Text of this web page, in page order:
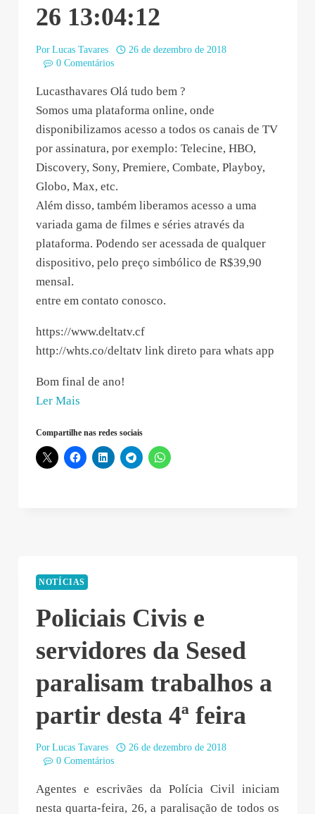
26 13:04:12
Por Lucas Tavares
26 de dezembro de 2018
0 Comentários
Lucasthavares Olá tudo bem ?
Somos uma plataforma online, onde
disponibilizamos acesso a todos os canais de TV
por assinatura, por exemplo: Telecine, HBO,
Discovery, Sony, Premiere, Combate, Playboy,
Globo, Max, etc.
Além disso, também liberamos acesso a uma
variada gama de filmes e séries através da
plataforma. Podendo ser acessada de qualquer
dispositivo, pelo preço simbólico de R$39,90
mensal.
entre em contato conosco.
https://www.deltatv.cf
http://whts.co/deltatv link direto para whats app
Bom final de ano!
Ler Mais
–
2018-
Compartilhe nas redes sociais
NOTÍCIAS
Policiais Civis e
servidores da Sesed
paralisam trabalhos a
partir desta 4ª feira
Por Lucas Tavares
26 de dezembro de 2018
0 Comentários
Agentes e escrivães da Polícia Civil iniciam
nesta quarta-feira, 26, a paralisação de todos os